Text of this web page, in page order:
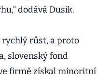
dodává Dusík.
růst, a proto
slovenský fond
firmě získal minoritní